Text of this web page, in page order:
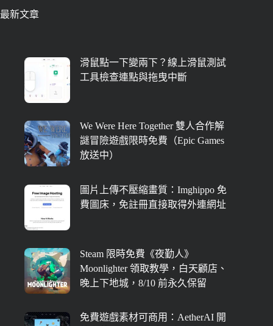
最新文章
滑鼠點一下變兩下？線上滑鼠測試
工具檢查連點與拖曳中斷
We Were Here Together 雙人合作解
謎冒險遊戲限時免費（Epic Games
放送中）
圖片上傳不壓縮畫質：Imghippo 免
費圖床，免註冊直接取得外連網址
Steam 限時免費《夜勤人》
Moonlighter 領取教學，白天顧店、
晚上下地城，8/10 前永久保留
免費遊戲素材可商用：AetherAI 開